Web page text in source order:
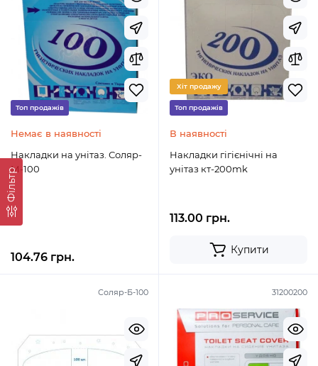
Фільтр
Топ продажів
Немає в наявності
Накладки на унітаз. Соляр-
М-100
104.76 грн.
Хіт продажу
Топ продажів
В наявності
Накладки гігієнічні на
унітаз кт-200mk
113.00 грн.
Купити
Соляр-Б-100 31200200